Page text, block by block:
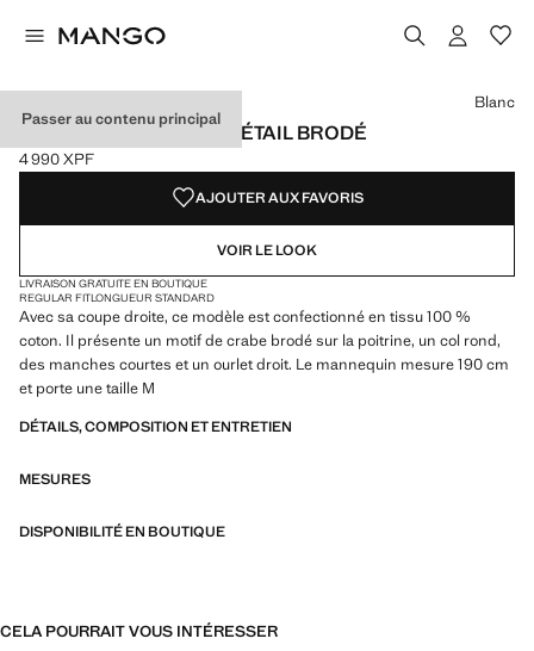
Passer au contenu principal
T-SHIRT 100 % COTON DÉTAIL BRODÉ
Prix actuel [4 990 XPF ]
4 990 XPF
Choisissez une couleur
Couleur Blanc sélectionnée
Couleur Bleu marine
Blanc
AJOUTER AUX FAVORIS
VOIR LE LOOK
LIVRAISON GRATUITE EN BOUTIQUE
REGULAR FITLONGUEUR STANDARD
Avec sa coupe droite, ce modèle est confectionné en tissu 100 %
coton. Il présente un motif de crabe brodé sur la poitrine, un col rond,
des manches courtes et un ourlet droit. Le mannequin mesure 190 cm
et porte une taille M
DÉTAILS, COMPOSITION ET ENTRETIEN
MESURES
DISPONIBILITÉ EN BOUTIQUE
CELA POURRAIT VOUS INTÉRESSER